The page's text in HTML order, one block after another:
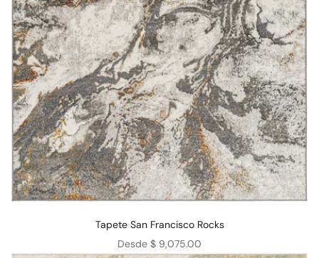
Tapete San Francisco Rocks
Precio de oferta
Desde $ 9,075.00